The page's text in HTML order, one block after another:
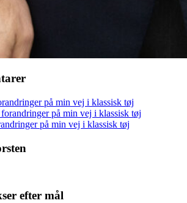
på min vej i klassisk tøj
på min vej i klassisk tøj
på min vej i klassisk tøj
efter mål